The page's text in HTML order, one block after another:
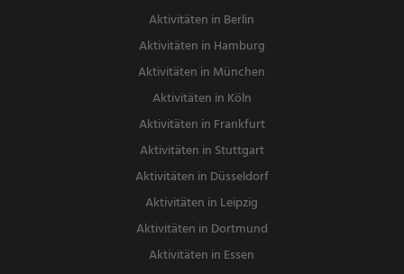
Aktivitäten in Berlin
Aktivitäten in Hamburg
Aktivitäten in München
Aktivitäten in Köln
Aktivitäten in Frankfurt
Aktivitäten in Stuttgart
Aktivitäten in Düsseldorf
Aktivitäten in Leipzig
Aktivitäten in Dortmund
Aktivitäten in Essen